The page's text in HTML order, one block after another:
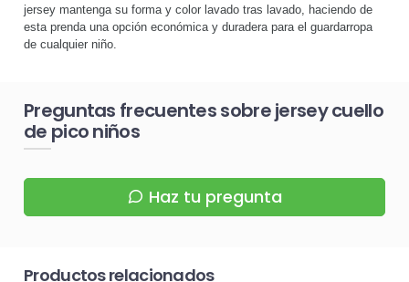
jersey mantenga su forma y color lavado tras lavado, haciendo de
esta prenda una opción económica y duradera para el guardarropa
de cualquier niño.
Preguntas frecuentes sobre jersey cuello
de pico niños
Haz tu pregunta
Productos relacionados